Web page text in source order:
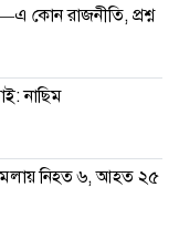
কোন রাজনীতি, প্রশ্ন
না‌ছিম
নিহত ৬, আহত ২৫